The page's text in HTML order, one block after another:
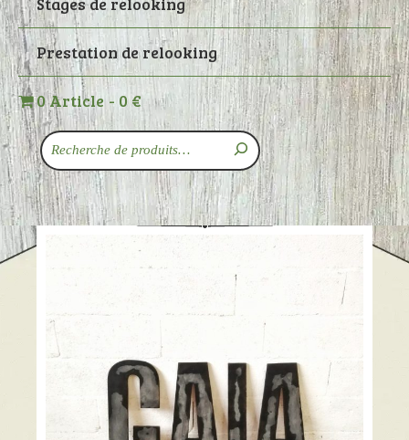
Prestation de relooking
0 Article 0 €
Recherche